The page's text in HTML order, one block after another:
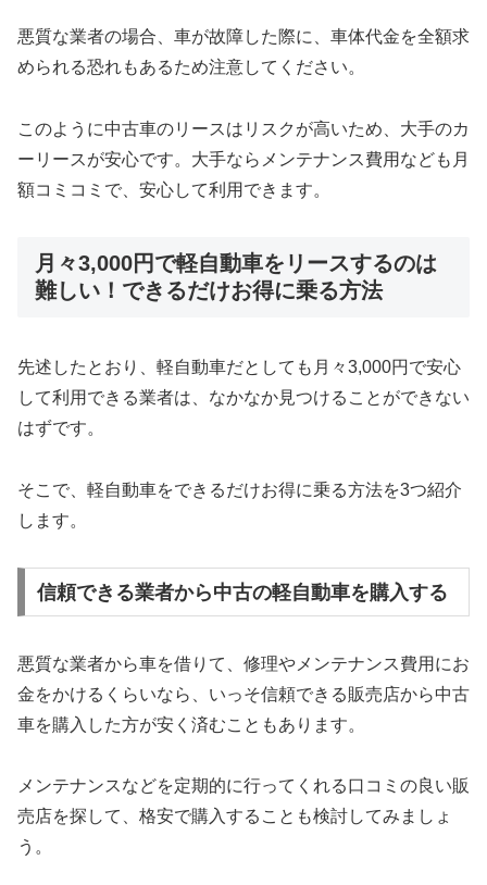
悪質な業者の場合、車が故障した際に、車体代金を全額求
められる恐れもあるため注意してください。
このように中古車のリースはリスクが高いため、大手のカ
ーリースが安心です。大手ならメンテナンス費用なども月
額コミコミで、安心して利用できます。
月々3,000円で軽自動車をリースするのは
難しい！できるだけお得に乗る方法
先述したとおり、軽自動車だとしても月々3,000円で安心
して利用できる業者は、なかなか見つけることができない
はずです。
そこで、軽自動車をできるだけお得に乗る方法を3つ紹介
します。
信頼できる業者から中古の軽自動車を購入する
悪質な業者から車を借りて、修理やメンテナンス費用にお
金をかけるくらいなら、いっそ信頼できる販売店から中古
車を購入した方が安く済むこともあります。
メンテナンスなどを定期的に行ってくれる口コミの良い販
売店を探して、格安で購入することも検討してみましょ
う。